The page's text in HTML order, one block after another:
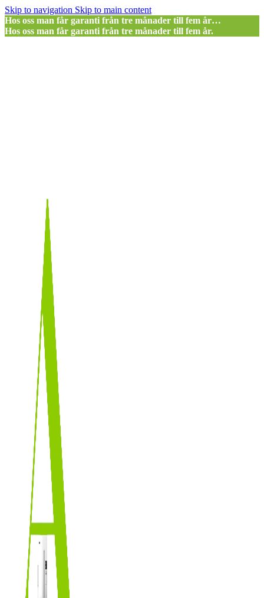
Skip to navigation Skip to main content
Hos oss man får garanti från tre månader till fem år…
Hos oss man får garanti från tre månader till fem år.